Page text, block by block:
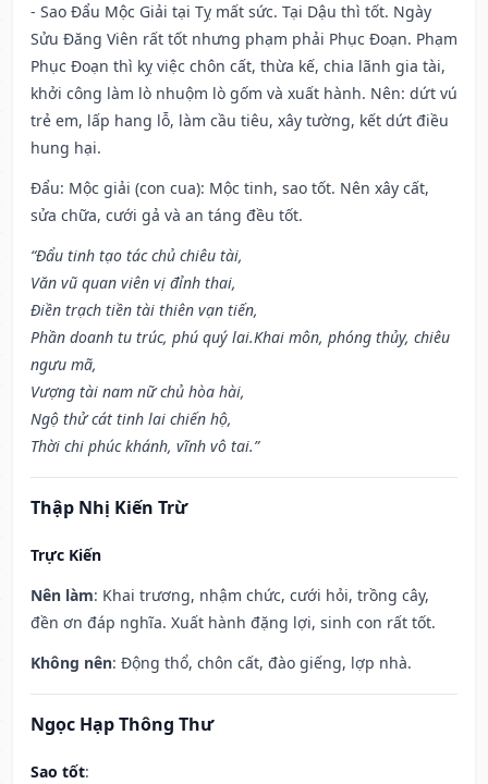
- Sao Đẩu Mộc Giải tại Tỵ mất sức. Tại Dậu thì tốt. Ngày
Sửu Đăng Viên rất tốt nhưng phạm phải Phục Đoạn. Phạm
Phục Đoạn thì kỵ việc chôn cất, thừa kế, chia lãnh gia tài,
khởi công làm lò nhuộm lò gốm và xuất hành. Nên: dứt vú
trẻ em, lấp hang lỗ, làm cầu tiêu, xây tường, kết dứt điều
hung hại.
Đẩu: Mộc giải (con cua): Mộc tinh, sao tốt. Nên xây cất,
sửa chữa, cưới gả và an táng đều tốt.
“Đẩu tinh tạo tác chủ chiêu tài,
Văn vũ quan viên vị đỉnh thai,
Điền trạch tiền tài thiên vạn tiến,
Phần doanh tu trúc, phú quý lai.Khai môn, phóng thủy, chiêu
ngưu mã,
Vượng tài nam nữ chủ hòa hài,
Ngộ thử cát tinh lai chiến hộ,
Thời chi phúc khánh, vĩnh vô tai.”
Thập Nhị Kiến Trừ
Trực Kiến
Nên làm: Khai trương, nhậm chức, cưới hỏi, trồng cây,
đền ơn đáp nghĩa. Xuất hành đặng lợi, sinh con rất tốt.
Không nên: Động thổ, chôn cất, đào giếng, lợp nhà.
Ngọc Hạp Thông Thư
Sao tốt: